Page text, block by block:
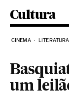
Cultura
CINEMA LITERATURA
um